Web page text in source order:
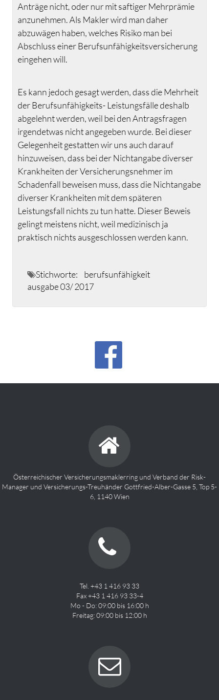
Anträge nicht, oder nur mit saftiger Mehrprämie
anzunehmen. Als Makler wird man daher
abzuwägen haben, welches Risiko man bei
Abschluss einer Berufsunfähigkeitsversicherung
eingehen will.
Es kann jedoch gesagt werden, dass die Mehrheit
der Berufsunfähigkeits- Leistungsfälle deshalb
abgelehnt werden, weil bei den Antragsfragen
irgendetwas nicht angegeben wurde. Bei dieser
Gelegenheit gestatten wir uns auch darauf
hinzuweisen, dass bei der Nichtangabe diverser
Krankheiten der Versicherungsnehmer im
Schadenfall beweisen muss, dass die Nichtangabe
diverser Krankheiten mit dem späteren
Leistungsfall nichts zu tun hatte. Dieser Beweis
gelingt meistens nicht, weil medizinisch ja
praktisch nichts ausgeschlossen werden kann.
Stichworte:
berufsunfähigkeit
ausgabe 03/ 2017
Österreichischer Versicherungsmaklerring und Verband der Risk-
Manager und Versicherungs-Treuhänder Gottfried-Alber-Gasse 5, Top 5-
6, 1140 Wien
Tel. +43 1 416 93 33
Fax +43 1 416 93 33-4
Mo - Do: 09:00 bis 16:00 h
Freitag: 09:00 bis 12:00 h